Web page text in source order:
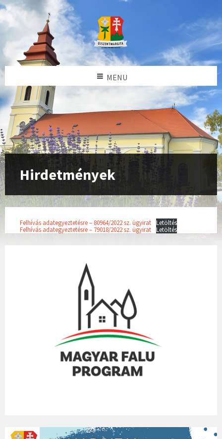
MENU
Hirdetmények
Felhívás adategyeztetésre – 80964/2022 sz. ügyirat
Letöltés
Felhívás adategyeztetésre – 79018/2022 sz. ügyirat
Letöltés